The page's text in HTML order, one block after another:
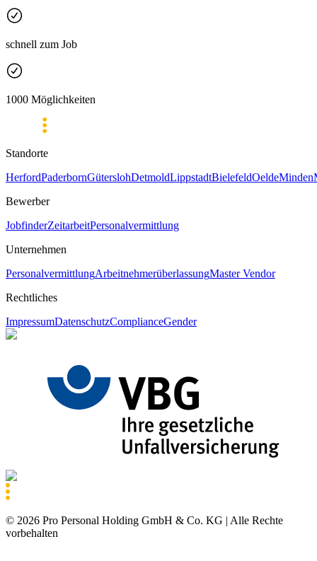
schnell zum Job
1000 Möglichkeiten
Standorte
HerfordPaderbornGüterslohDetmoldLippstadtBielefeldOeldeMinden
Bewerber
JobfinderZeitarbeitPersonalvermittlung
Unternehmen
PersonalvermittlungArbeitnehmerüberlassungMaster Vendor
Rechtliches
ImpressumDatenschutzComplianceGender
© 2026 Pro Personal Holding GmbH & Co. KG | Alle Rechte
vorbehalten